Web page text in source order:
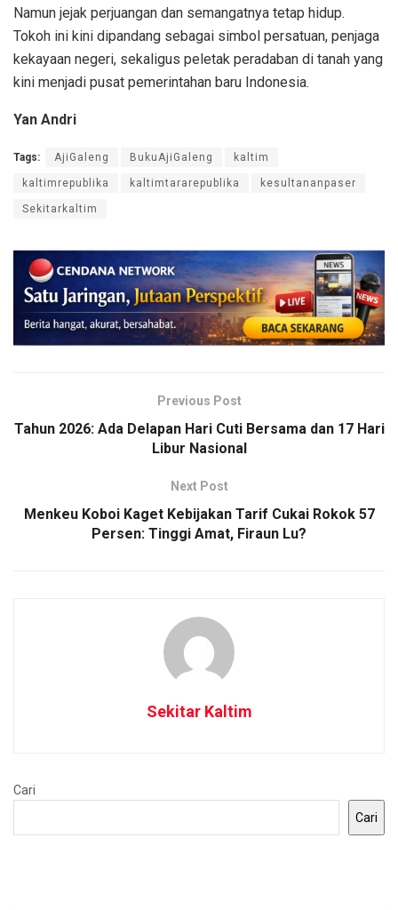
Namun jejak perjuangan dan semangatnya tetap hidup.
Tokoh ini kini dipandang sebagai simbol persatuan, penjaga
kekayaan negeri, sekaligus peletak peradaban di tanah yang
kini menjadi pusat pemerintahan baru Indonesia.
Yan Andri
Tags: AjiGaleng BukuAjiGaleng kaltim
kaltimrepublika kaltimtararepublika kesultananpaser
Sekitarkaltim
Previous Post
Tahun 2026: Ada Delapan Hari Cuti Bersama dan 17 Hari
Libur Nasional
Next Post
Menkeu Koboi Kaget Kebijakan Tarif Cukai Rokok 57
Persen: Tinggi Amat, Firaun Lu?
Sekitar Kaltim
Cari
Cari